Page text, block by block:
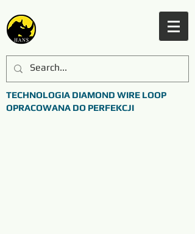
TECHNOLOGIA DIAMOND WIRE LOOP
OPRACOWANA DO PERFEKCJI